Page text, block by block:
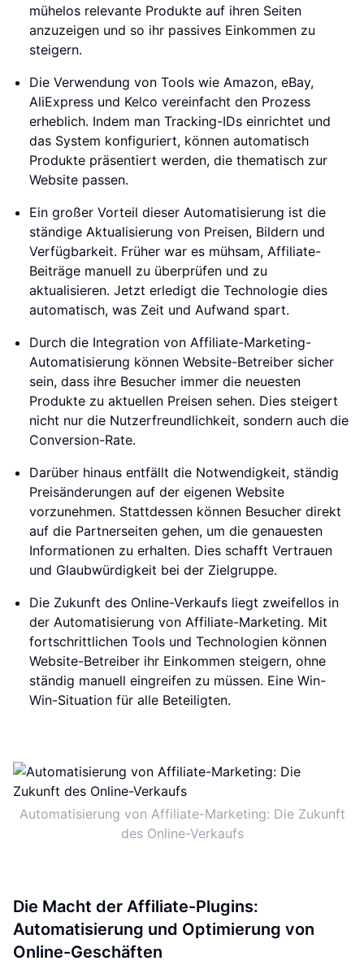
mühelos relevante Produkte auf ihren Seiten
anzuzeigen und so ihr passives Einkommen zu
steigern.
Die Verwendung von Tools wie Amazon, eBay,
AliExpress und Kelco vereinfacht den Prozess
erheblich. Indem man Tracking-IDs einrichtet und
das System konfiguriert, können automatisch
Produkte präsentiert werden, die thematisch zur
Website passen.
Ein großer Vorteil dieser Automatisierung ist die
ständige Aktualisierung von Preisen, Bildern und
Verfügbarkeit. Früher war es mühsam, Affiliate-
Beiträge manuell zu überprüfen und zu
aktualisieren. Jetzt erledigt die Technologie dies
automatisch, was Zeit und Aufwand spart.
Durch die Integration von Affiliate-Marketing-
Automatisierung können Website-Betreiber sicher
sein, dass ihre Besucher immer die neuesten
Produkte zu aktuellen Preisen sehen. Dies steigert
nicht nur die Nutzerfreundlichkeit, sondern auch die
Conversion-Rate.
Darüber hinaus entfällt die Notwendigkeit, ständig
Preisänderungen auf der eigenen Website
vorzunehmen. Stattdessen können Besucher direkt
auf die Partnerseiten gehen, um die genauesten
Informationen zu erhalten. Dies schafft Vertrauen
und Glaubwürdigkeit bei der Zielgruppe.
Die Zukunft des Online-Verkaufs liegt zweifellos in
der Automatisierung von Affiliate-Marketing. Mit
fortschrittlichen Tools und Technologien können
Website-Betreiber ihr Einkommen steigern, ohne
ständig manuell eingreifen zu müssen. Eine Win-
Win-Situation für alle Beteiligten.
Automatisierung von Affiliate-Marketing: Die Zukunft
des Online-Verkaufs
Die Macht der Affiliate-Plugins:
Automatisierung und Optimierung von
Online-Geschäften